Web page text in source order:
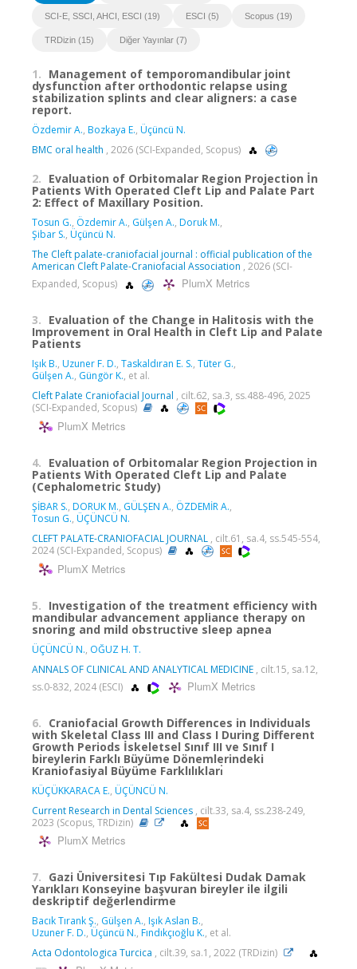
SCI-E, SSCI, AHCI, ESCI (19) ESCI (5) Scopus (19)
TRDizin (15) Diğer Yayınlar (7)
1. Management of temporomandibular joint
dysfunction after orthodontic relapse using
stabilization splints and clear aligners: a case
report.
Özdemir A., Bozkaya E., Üçüncü N.
BMC oral health , 2026 (SCI-Expanded, Scopus)
2. Evaluation of Orbitomalar Region Projection İn
Patients With Operated Cleft Lip and Palate Part
2: Effect of Maxillary Position.
Tosun G., Özdemir A., Gülşen A., Doruk M.,
Şibar S., Üçüncü N.
The Cleft palate-craniofacial journal : official publication of the
American Cleft Palate-Craniofacial Association , 2026 (SCI-
Expanded, Scopus)
PlumX Metrics
3. Evaluation of the Change in Halitosis with the
Improvement in Oral Health in Cleft Lip and Palate
Patients
Işık B., Uzuner F. D., Taskaldıran E. S., Tüter G.,
Gülşen A., Güngör K., et al.
Cleft Palate Craniofacial Journal , cilt.62, sa.3, ss.488-496, 2025
(SCI-Expanded, Scopus)
PlumX Metrics
4. Evaluation of Orbitomalar Region Projection in
Patients With Operated Cleft Lip and Palate
(Cephalometric Study)
ŞİBAR S., DORUK M., GÜLŞEN A., ÖZDEMİR A.,
Tosun G., ÜÇÜNCÜ N.
CLEFT PALATE-CRANIOFACIAL JOURNAL , cilt.61, sa.4, ss.545-554,
2024 (SCI-Expanded, Scopus)
PlumX Metrics
5. Investigation of the treatment efficiency with
mandibular advancement appliance therapy on
snoring and mild obstructive sleep apnea
ÜÇÜNCÜ N., OĞUZ H. T.
ANNALS OF CLINICAL AND ANALYTICAL MEDICINE , cilt.15, sa.12,
ss.0-832, 2024 (ESCI)
PlumX Metrics
6. Craniofacial Growth Differences in Individuals
with Skeletal Class III and Class I During Different
Growth Periods İskeletsel Sınıf III ve Sınıf I
bireylerin Farklı Büyüme Dönemlerindeki
Kraniofasiyal Büyüme Farklılıkları̇
KÜÇÜKKARACA E., ÜÇÜNCÜ N.
Current Research in Dental Sciences , cilt.33, sa.4, ss.238-249,
2023 (Scopus, TRDizin)
PlumX Metrics
7. Gazi Üniversitesi Tıp Fakültesi Dudak Damak
Yarıkları Konseyine başvuran bireyler ile ilgili
deskriptif değerlendirme
Bacık Tırank Ş., Gülşen A., Işık Aslan B.,
Uzuner F. D., Üçüncü N., Fındıkçıoğlu K., et al.
Acta Odontologica Turcica , cilt.39, sa.1, 2022 (TRDizin)